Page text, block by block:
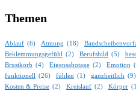
Themen
Ablauf (6) Atmung (18)
Beklemmungsgefühl
(2) Berufsbild (5)
Brustkorb (4) Eigensabotage (2) Emotion
funktionell
(26) fühlen (1) ganzheitlich (9)
Kosten & Preise (2) Kreislauf (2) Körper